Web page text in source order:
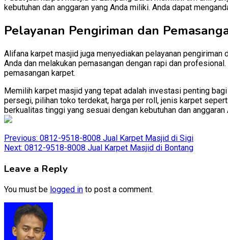
kebutuhan dan anggaran yang Anda miliki. Anda dapat
Pelayanan Pengiriman dan
Alifana karpet masjid juga menyediakan pelayanan pengiriman
Anda dan melakukan pemasangan dengan rapi dan
pemasangan karpet.
Memilih karpet masjid yang tepat adalah investasi penting
persegi, pilihan toko terdekat, harga per roll, jenis karpet
berkualitas tinggi yang sesuai dengan kebutuhan dan
Post
navigation
Previous: 0812-9518-8008 Jual Karpet Masjid di Sigi
Next: 0812-9518-8008 Jual Karpet Masjid di Bontang
Leave a Reply
You must be logged in to post a comment.